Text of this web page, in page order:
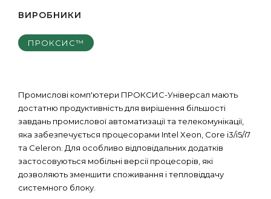
ВИРОБНИКИ
ПРОКСИС™
Промислові комп'ютери ПРОКСИС-Універсал мають
достатню продуктивність для вирішення більшості
завдань промислової автоматизації та телекомунікації,
яка забезпечується процесорами Intel Xeon, Core i3/i5/i7
та Celeron. Для особливо відповідальних додатків
застосовуються мобільні версії процесорів, які
дозволяють зменшити споживання і тепловіддачу
системного блоку.